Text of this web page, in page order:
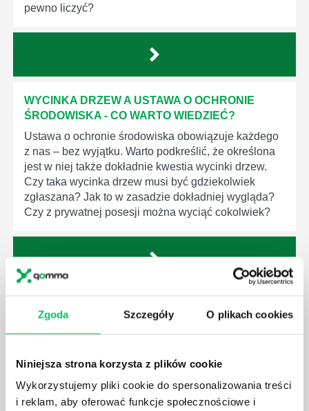
Zgoda Szczegóły O plikach cookies
Niniejsza strona korzysta z plików cookie
Wykorzystujemy pliki cookie do spersonalizowania treści
i reklam, aby oferować funkcje społecznościowe i
pewno liczyć?
WYCINKA DRZEW A USTAWA O OCHRONIE
ŚRODOWISKA - CO WARTO WIEDZIEĆ?
Ustawa o ochronie środowiska obowiązuje każdego
z nas – bez wyjątku. Warto podkreślić, że określona
jest w niej także dokładnie kwestia wycinki drzew.
Czy taka wycinka drzew musi być gdziekolwiek
zgłaszana? Jak to w zasadzie dokładniej wygląda?
Czy z prywatnej posesji można wyciąć cokolwiek?
egzekwowanie prawa wodnego? Na te pytania
odpowiemy pokrótce poniżej.